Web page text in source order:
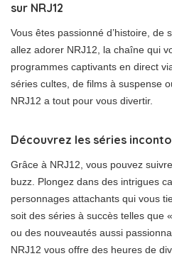
sur NRJ12
Vous êtes passionné d’histoire, de
allez adorer NRJ12, la chaîne qui
programmes captivants en direct
séries cultes, de films à suspense
NRJ12 a tout pour vous divertir.
Découvrez les séries
Grâce à NRJ12, vous pouvez
buzz. Plongez dans des intrigues
personnages attachants qui vous
soit des séries à succès telles que
ou des nouveautés aussi
NRJ12 vous offre des heures de